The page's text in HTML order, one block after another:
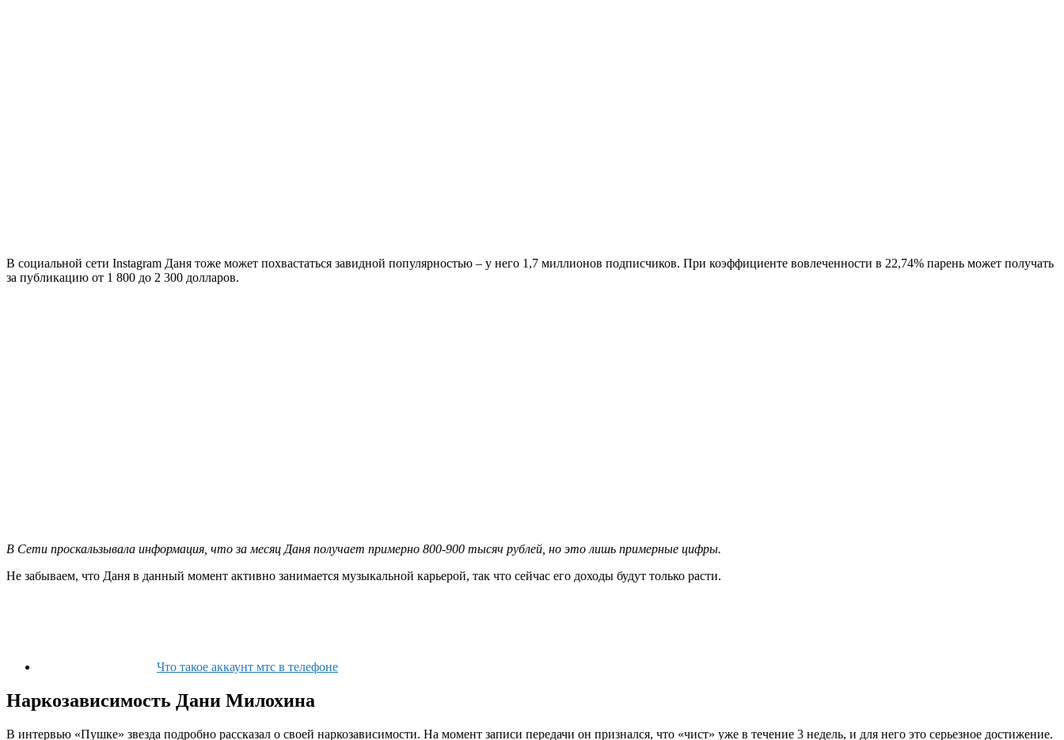
В социальной сети Instagram Даня тоже может похвастаться завидной популярностью – у него 1,7 миллионов подписчиков. При коэффициенте вовлеченности в 22,74% парень может получать
за публикацию от 1 800 до 2 300 долларов.
В Сети проскальзывала информация, что за месяц Даня получает примерно 800-900 тысяч рублей, но это лишь примерные цифры.
Не забываем, что Даня в данный момент активно занимается музыкальной карьерой, так что сейчас его доходы будут только расти.
Что такое аккаунт мтс в телефоне
Наркозависимость Дани Милохина
В интервью «Пушке» звезда подробно рассказал о своей наркозависимости. На момент записи передачи он признался, что «чист» уже в течение 3 недель, и для него это серьезное достижение.